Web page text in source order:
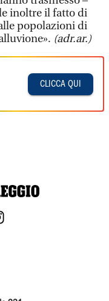
inoltre il fatto di
popolazioni di
(adr.ar.)
CLICCA QUI